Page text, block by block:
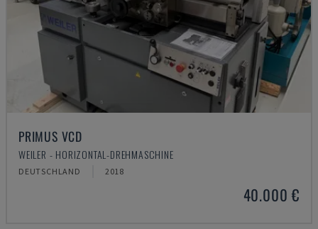
PRIMUS VCD
WEILER - HORIZONTAL-DREHMASCHINE
DEUTSCHLAND 2018
40.000 €